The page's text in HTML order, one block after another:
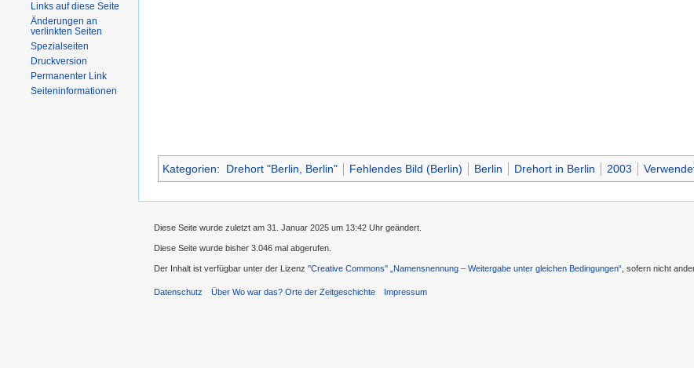
Kategorien: Drehort "Berlin, Berlin" Fehlendes Bild (Berlin) Berlin Drehort in Berlin 2003
Links auf diese Seite
Änderungen an
verlinkten Seiten
Spezialseiten
Druckversion
Permanenter Link
Seiteninformationen
Diese Seite wurde zuletzt am 31. Januar 2025 um 13:42 Uhr geändert.
Diese Seite wurde bisher 3.046 mal abgerufen.
Der Inhalt ist verfügbar unter der Lizenz ''Creative Commons'' „Namensnennung – Weitergabe unter gleichen Bedingungen“ , sofern nicht
Datenschutz Über Wo war das? Orte der Zeitgeschichte Impressum